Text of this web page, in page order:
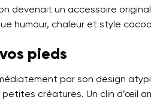
devenait un accessoire
humour, chaleur et style
pieds
par son design
créatures. Un clin d’œil